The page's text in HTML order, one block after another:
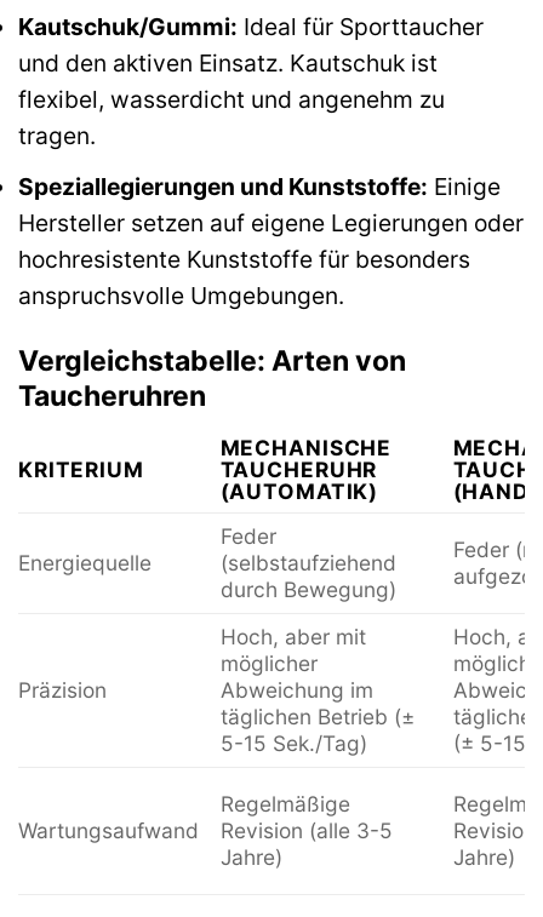
Kautschuk/Gummi: Ideal für Sporttaucher
und den aktiven Einsatz. Kautschuk ist
flexibel, wasserdicht und angenehm zu
tragen.
Speziallegierungen und Kunststoffe: Einige
Hersteller setzen auf eigene Legierungen oder
hochresistente Kunststoffe für besonders
anspruchsvolle Umgebungen.
Vergleichstabelle: Arten von
Taucheruhren
KRITERIUM
MECHANISCHE
TAUCHERUHR
(AUTOMATIK)
Energiequelle
Feder
(selbstaufziehend
durch Bewegung)
Feder
Präzision
Hoch, aber mit
möglicher
Abweichung im
täglichen Betrieb (±
5-15 Sek./Tag)
Hoch,
(± 5-15
Wartungsaufwand
Regelmäßige
Revision (alle 3-5
Jahre)
Jahre)